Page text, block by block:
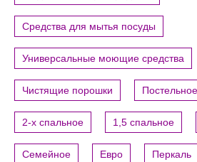
Средства для мытья посуды
Универсальные моющие средства
Чистящие порошки
2-х спальное 1,5 спальное
Семейное Евро Перкаль